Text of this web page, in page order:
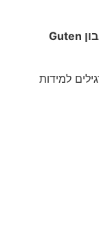
Guten
למידות